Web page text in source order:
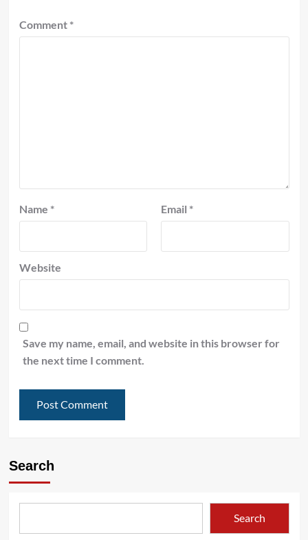
Comment *
Name * Email *
Website
Save my name, email, and website in this browser for
the next time I comment.
Search
Search